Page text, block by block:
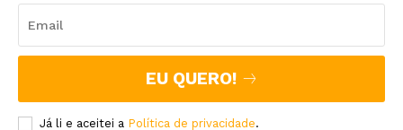
EU QUERO!
Já li e aceitei a Política de privacidade.